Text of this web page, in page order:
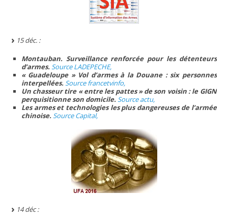
15 déc. :
Montauban. Surveillance renforcée pour les détenteurs
d’armes.Source LADEPECHE,
« Guadeloupe » Vol d’armes à la Douane : six personnes
interpellées.Source francetvinfo,
Un chasseur tire « entre les pattes » de son voisin : le GIGN
perquisitionne son domicile.Source actu,
Les armes et technologies les plus dangereuses de l’armée
chinoise.Source Capital,
14 déc :